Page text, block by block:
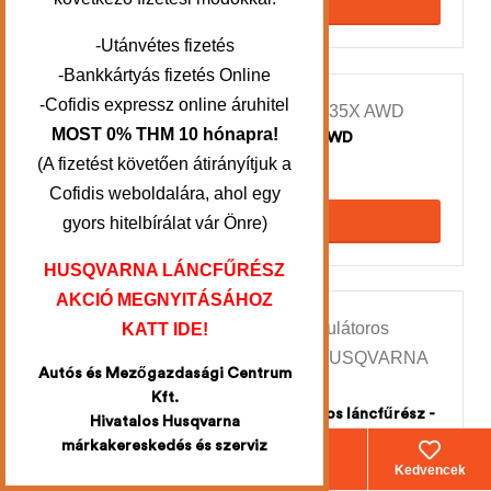
KOSÁRBA TESZEM
-10%
HUSQVARNA AUTOMOWER® 435X AWD
2.499.900 Ft 2.249.900Ft
KOSÁRBA TESZEM
HUSQVARNA T535i XP® akkumulátoros láncfűrész -
csak gép + AJÁNDÉK HUSQVARNA LÁNC
Kedvencek
-Utánvétes fizetés
-Bankkártyás fizetés Online
-Cofidis expressz online áruhitel
MOST 0% THM 10 hónapra!
(A fizetést követően átirányítjuk a
Cofidis weboldalára, ahol egy
gyors hitelbírálat vár Önre)
HUSQVARNA LÁNCFŰRÉSZ
AKCIÓ MEGNYITÁSÁHOZ
KATT IDE!
Autós és Mezőgazdasági Centrum
Kft.
Hivatalos Husqvarna
márkakereskedés és szerviz